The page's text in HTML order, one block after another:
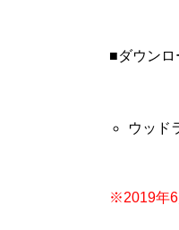
■ダウンロ
ウッド
※2019年6